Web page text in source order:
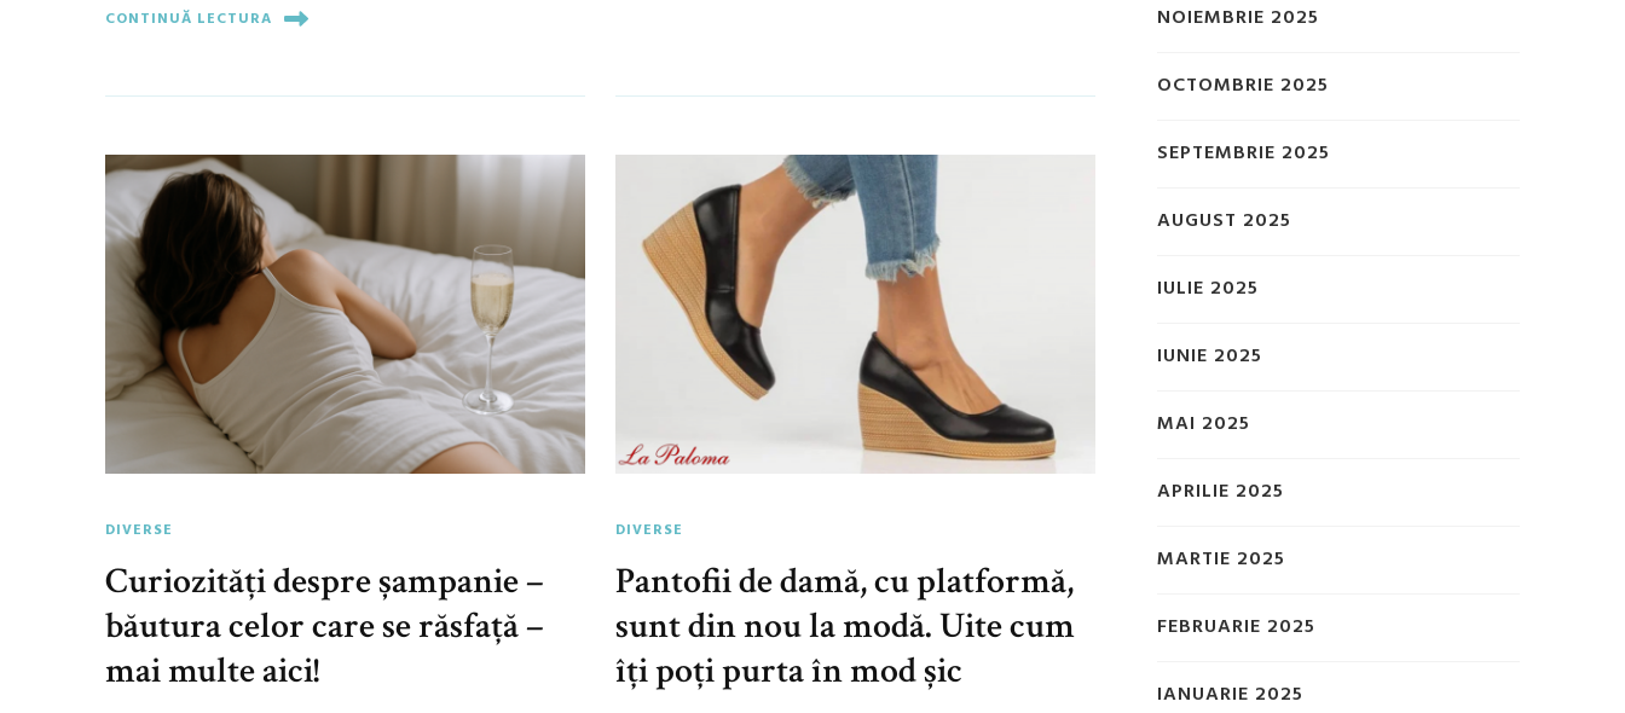
CONTINUĂ LECTURA
DIVERSE
Curiozități despre șampanie –
băutura celor care se răsfață –
mai multe aici!
DIVERSE
Pantofii de damă, cu platformă,
sunt din nou la modă. Uite cum
îți poți purta în mod șic
NOIEMBRIE 2025
OCTOMBRIE 2025
SEPTEMBRIE 2025
AUGUST 2025
IULIE 2025
IUNIE 2025
MAI 2025
APRILIE 2025
MARTIE 2025
FEBRUARIE 2025
IANUARIE 2025